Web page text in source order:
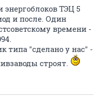
энергоблоков ТЭЦ 5
и после. Один
времени -
типа "сделано у нас" -
строят.